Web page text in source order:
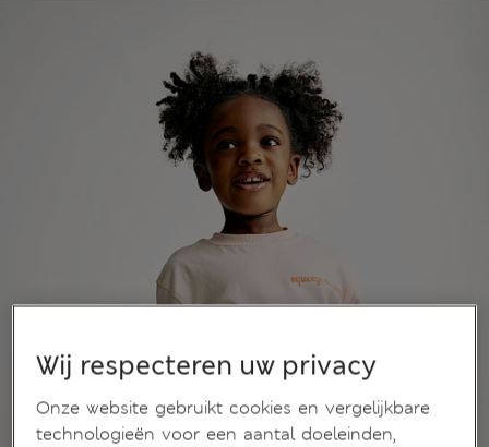
Wij respecteren uw privacy
Onze website gebruikt cookies en vergelijkbare
technologieën voor een aantal doeleinden,